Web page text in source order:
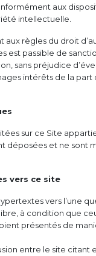
aux
intellectuelle.
aux règles du droit
est passible de
sans préjudice
intérêts de la part
sur ce Site
déposées et ne sont
vers ce site
vers l’une
à condition que
présentés de
entre le site citant